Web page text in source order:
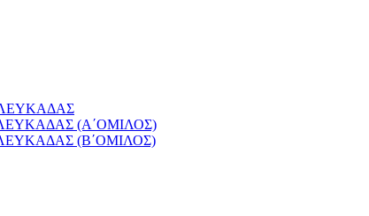
(Α΄ΟΜΙΛΟΣ)
(Β΄ΟΜΙΛΟΣ)